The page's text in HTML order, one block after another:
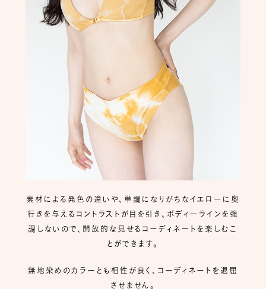
素材による発色の違いや、単調になりがちなイエローに奥
行きを与えるコントラストが目を引き、ボディーラインを強
調しないので、開放的な見せるコーディネートを楽しむこ
とができます。
無地染めのカラーとも相性が良く、コーディネートを退屈
させません。